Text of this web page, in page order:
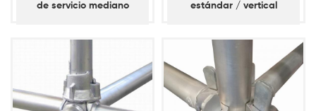
de servicio mediano
estándar / vertical